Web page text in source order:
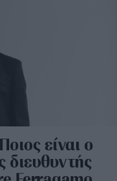
είναι ο
διευθυντής